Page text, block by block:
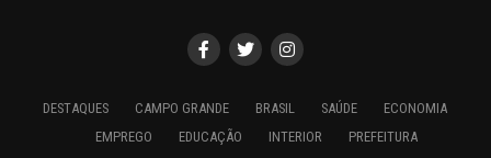
DESTAQUES CAMPO GRANDE BRASIL SAÚDE
ECONOMIA
EMPREGO
EDUCAÇÃO INTERIOR PREFEITURA